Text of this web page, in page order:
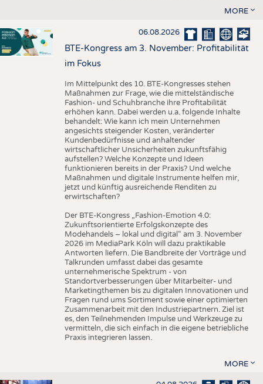
MORE
06.08.2026
BTE-Kongress am 3. November: Profitabilität
im Fokus
Im Mittelpunkt des 10. BTE-Kongresses stehen
Maßnahmen zur Frage, wie die mittelständische
Fashion- und Schuhbranche ihre Profitabilität
erhöhen kann. Dabei werden u.a. folgende Inhalte
behandelt: Wie kann ich mein Unternehmen
angesichts steigender Kosten, veränderter
Kundenbedürfnisse und anhaltender
wirtschaftlicher Unsicherheiten zukunftsfähig
aufstellen? Welche Konzepte und Ideen
funktionieren bereits in der Praxis? Und welche
Maßnahmen und digitale Instrumente helfen mir,
jetzt und künftig ausreichende Renditen zu
erwirtschaften?
Der BTE-Kongress „Fashion-Emotion 4.0:
Zukunftsorientierte Erfolgskonzepte des
Modehandels – lokal und digital“ am 3. November
2026 im MediaPark Köln will dazu praktikable
Antworten liefern. Die Bandbreite der Vorträge und
Talkrunden umfasst dabei das gesamte
unternehmerische Spektrum - von
Standortverbesserungen über Mitarbeiter- und
Marketingthemen bis zu digitalen Innovationen und
Fragen rund ums Sortiment sowie einer optimierten
Zusammenarbeit mit den Industriepartnern. Ziel ist
es, den Teilnehmenden Impulse und Werkzeuge zu
vermitteln, die sich einfach in die eigene betriebliche
Praxis integrieren lassen.
MORE